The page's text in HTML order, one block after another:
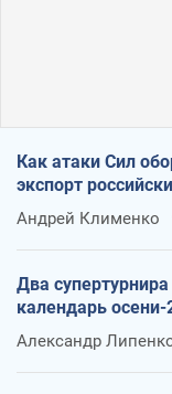
Как атаки Сил
экспорт
Андрей Клименко
Два
календарь осени-
Александр